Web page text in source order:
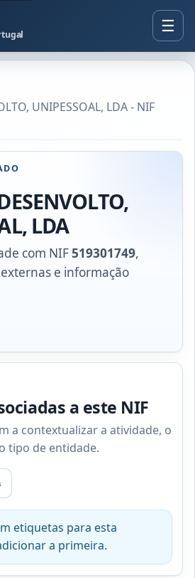
UNIPESSOAL, LDA - NIF
LDA
com NIF519301749,
e informação
a este NIF
a contextualizar a atividade, o
tipo de entidade.
etiquetas para esta
a primeira.